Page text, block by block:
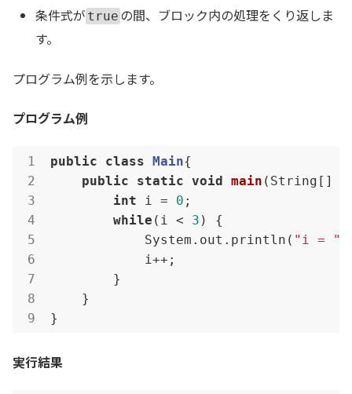
条件式がtrue の間、ブロック内の処理をくり返しま
す。
プログラム例を示します。
プログラム例
public class Main{
public
static void main (String[]
int i = 0 ;
while (i < 3 ) {
            System.out.println(
"i = "
            i++;
        }
    }
}
実行結果